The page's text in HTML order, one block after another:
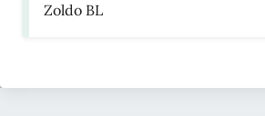
Zoldo BL